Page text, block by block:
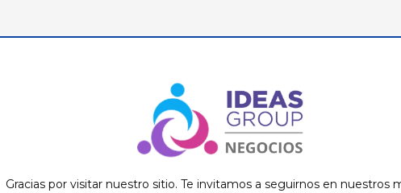
Gracias por visitar nuestro sitio. Te invitamos a seguirnos en nuestros